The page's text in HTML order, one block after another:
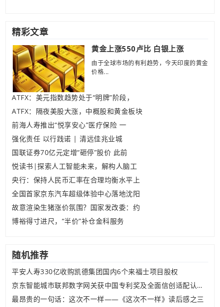
精彩文章
黄金上涨550卢比 白银上涨
由于全球市场的有利趋势，今天印度的黄金
价格...
ATFX：美元指数趋势处于“明牌”阶段，
ATFX：隔夜美股大涨，中概股和黄金板块
前海人寿推出“悦享安心”医疗保险 一
强化责任 以行践诺 | 清远佳兆业城
国联证券70亿元定增“砸停”股价 此前
悦读书|探索人工智能未来，解构人脑工
央行：保持人民币汇率在合理均衡水平上
全国首家京东汽车超级体验中心落地沈阳
故意渲染生猪涨价氛围？国家发改委：约
博裕得寸进尺，“半价”补仓金科服务
随机推荐
平安人寿330亿收购凯德集团国内6个来福士项目股权
京东智能城市联邦数字网关获中国专利奖及全面信创适配认证产品
最昂贵的一句话：这次不一样——《这次不一样》读后感之三